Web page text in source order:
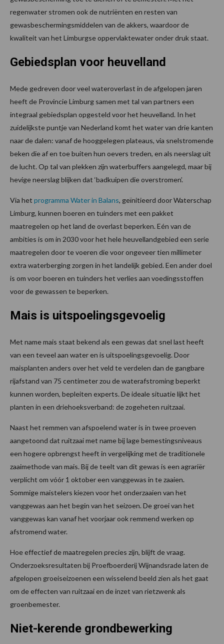
regenwater stromen ook de nutriënten en resten van
gewasbeschermingsmiddelen van de akkers, waardoor de
kwaliteit van het Limburgse oppervlaktewater onder druk staat.
Gebiedsplan voor heuvelland
Mede gedreven door veel wateroverlast in de afgelopen jaren
heeft de Provincie Limburg samen met tal van partners een
integraal gebiedsplan opgesteld voor het heuvelland. In het
zuidelijkste puntje van Nederland komt het water van drie kanten
naar de dalen: vanaf de hooggelegen plateaus, via snelstromende
beken die af en toe buiten hun oevers treden, en als neerslag uit
de lucht. Op tal van plekken zijn waterbuffers aangelegd, maar bij
hevige neerslag blijken dat ‘badkuipen die overstromen’.
Via het programma Water in Balans, geïnitieerd door Waterschap
Limburg, kunnen boeren en tuinders met een pakket
maatregelen op het land de overlast beperken. Eén van de
ambities is om in 2030 voor het hele heuvellandgebied een serie
maatregelen door te voeren die voor ongeveer tien millimeter
extra waterberging zorgen in het landelijk gebied. Een ander doel
is om voor boeren en tuinders het verlies aan voedingsstoffen
voor de gewassen te beperken.
Mais is uitspoelingsgevoelig
Met name mais staat bekend als een gewas dat snel last heeft
van een teveel aan water en is uitspoelingsgevoelig. Door
maisplanten anders over het veld te verdelen dan de gangbare
rijafstand van 75 centimeter zou de waterafstroming beperkt
kunnen worden, bepleiten experts. De ideale situatie lijkt het
planten in een driehoeksverband: de zogeheten ruitzaai.
Naast het remmen van afspoelend water is in twee proeven
aangetoond dat ruitzaai met name bij lage bemestingsniveaus
een hogere opbrengst heeft in vergelijking met de traditionele
zaaimethode van mais. Bij de teelt van dit gewas is een agrariër
verplicht om vóór 1 oktober een vanggewas in te zaaien.
Sommige maistelers kiezen voor het onderzaaien van het
vanggewas aan het begin van het seizoen. De groei van het
vanggewas kan vanaf het voorjaar ook remmend werken op
afstromend water.
Hoe effectief de maatregelen precies zijn, blijft de vraag.
Onderzoeksresultaten bij Proefboerderij Wijnandsrade laten de
afgelopen groeiseizoenen een wisselend beeld zien als het gaat
om de effecten van ruitzaai en de inzet van rietzwenk als
groenbemester.
Niet-kerende grondbewerking